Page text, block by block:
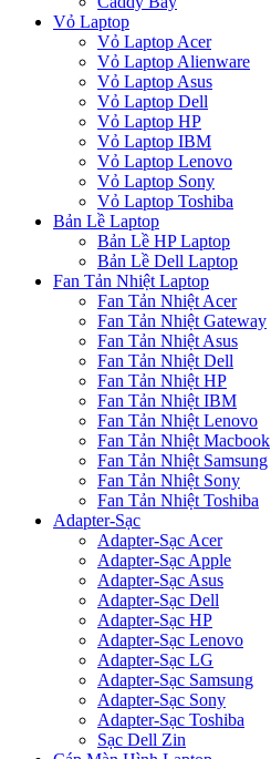
Vỏ Laptop
Vỏ Laptop Acer
Vỏ Laptop Alienware
Vỏ Laptop Asus
Vỏ Laptop Dell
Vỏ Laptop HP
Vỏ Laptop IBM
Vỏ Laptop Lenovo
Vỏ Laptop Sony
Vỏ Laptop Toshiba
Bản Lề Laptop
Bản Lề HP Laptop
Bản Lề Dell Laptop
Fan Tản Nhiệt Laptop
Fan Tản Nhiệt Acer
Fan Tản Nhiệt Gateway
Fan Tản Nhiệt Asus
Fan Tản Nhiệt Dell
Fan Tản Nhiệt HP
Fan Tản Nhiệt IBM
Fan Tản Nhiệt Lenovo
Fan Tản Nhiệt Macbook
Fan Tản Nhiệt Samsung
Fan Tản Nhiệt Sony
Fan Tản Nhiệt Toshiba
Adapter-Sạc
Adapter-Sạc Acer
Adapter-Sạc Apple
Adapter-Sạc Asus
Adapter-Sạc Dell
Adapter-Sạc HP
Adapter-Sạc Lenovo
Adapter-Sạc LG
Adapter-Sạc Samsung
Adapter-Sạc Sony
Adapter-Sạc Toshiba
Sạc Dell Zin